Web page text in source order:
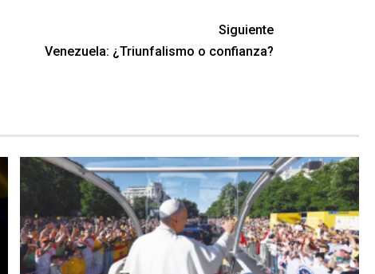
Siguiente
Venezuela: ¿Triunfalismo o confianza?